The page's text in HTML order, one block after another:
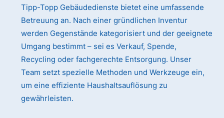
Tipp-Topp Gebäudedienste bietet eine umfassende
Betreuung an. Nach einer gründlichen Inventur
werden Gegenstände kategorisiert und der geeignete
Umgang bestimmt – sei es Verkauf, Spende,
Recycling oder fachgerechte Entsorgung. Unser
Team setzt spezielle Methoden und Werkzeuge ein,
um eine effiziente Haushaltsauflösung zu
gewährleisten.